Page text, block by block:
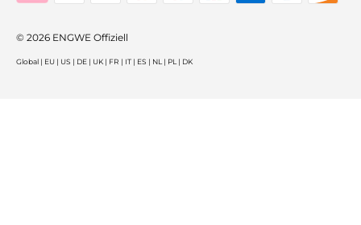
© 2026 ENGWE Offiziell
Global | EU | US | DE | UK | FR | IT | ES | NL | PL | DK